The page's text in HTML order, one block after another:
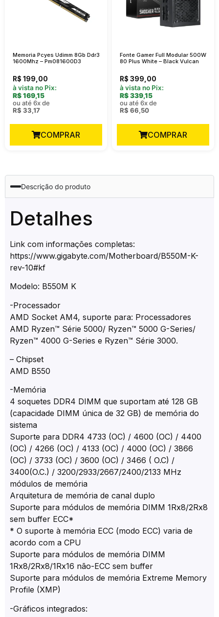
Memoria Pcyes Udimm 8Gb Ddr3
1600Mhz – Pm081600D3
R$ 199,00
à vista no Pix:
R$169,15
ou até 6x de
R$ 33,17
COMPRAR
Fonte Gamer Full Modular 500W
80 Plus White – Black Vulcan
R$ 399,00
à vista no Pix:
R$339,15
ou até 6x de
R$ 66,50
COMPRAR
Descrição do produto
Detalhes
Link com informações completas:
https://www.gigabyte.com/Motherboard/B550M-K-
rev-10#kf
Modelo: B550M K
-Processador
AMD Socket AM4, suporte para: Processadores
AMD Ryzen™ Série 5000/ Ryzen™ 5000 G-Series/
Ryzen™ 4000 G-Series e Ryzen™ Série 3000.
– Chipset
AMD B550
-Memória
4 soquetes DDR4 DIMM que suportam até 128 GB
(capacidade DIMM única de 32 GB) de memória do
sistema
Suporte para DDR4 4733 (OC) / 4600 (OC) / 4400
(OC) / 4266 (OC) / 4133 (OC) / 4000 (OC) / 3866
(OC) / 3733 (OC) / 3600 (OC) / 3466 ( O.C) /
3400(O.C.) / 3200/2933/2667/2400/2133 MHz
módulos de memória
Arquitetura de memória de canal duplo
Suporte para módulos de memória DIMM 1Rx8/2Rx8
sem buffer ECC*
* O suporte à memória ECC (modo ECC) varia de
acordo com a CPU
Suporte para módulos de memória DIMM
1Rx8/2Rx8/1Rx16 não-ECC sem buffer
Suporte para módulos de memória Extreme Memory
Profile (XMP)
-Gráficos integrados: